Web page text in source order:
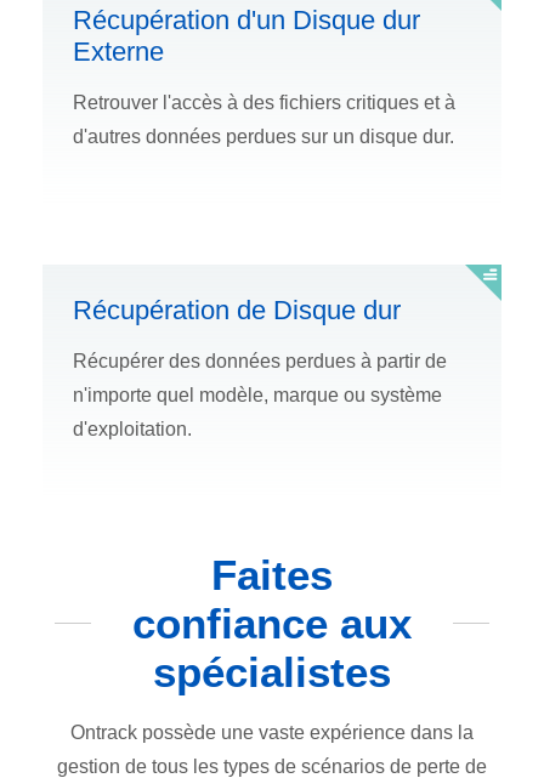
Récupération d'un Disque dur
Externe
Retrouver l'accès à des fichiers critiques et à
d'autres données perdues sur un disque dur.
Récupération de Disque dur
Récupérer des données perdues à partir de
n'importe quel modèle, marque ou système
d'exploitation.
Faites
confiance aux
spécialistes
Ontrack possède une vaste expérience dans la
gestion de tous les types de scénarios de perte de